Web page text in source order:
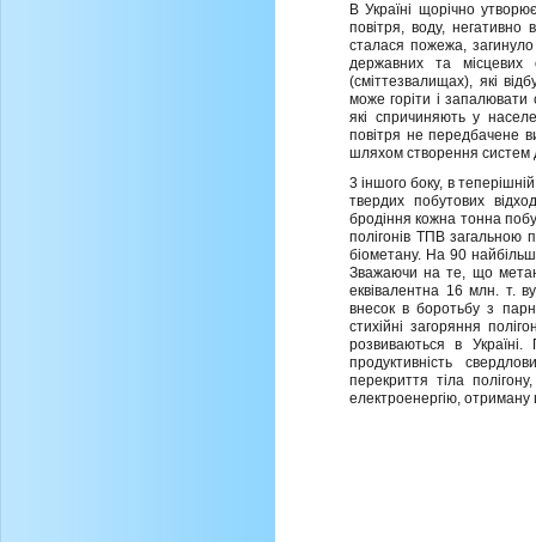
В Українi щорiчно
повiтря, воду,
сталася пожежа,
державних та мiсцевих
(смiттезвалищах), якi
може горiти i запалювати
якi спричиняють у
повітря не передбачене
шляхом створення систем
3 iншого боку, в теперiшнiй
твердих побутових
бродiння кожна тонна
полiгонiв ТПВ загальною
бiометану. На 90 найбiльш
Зважаючи на те, що
еквiвалентна 16 млн. т.
внесок в боротьбу з
стихiйнi загоряння
розвиваються в
продуктивнiсть
перекриття тiла
електроенергiю, отриману